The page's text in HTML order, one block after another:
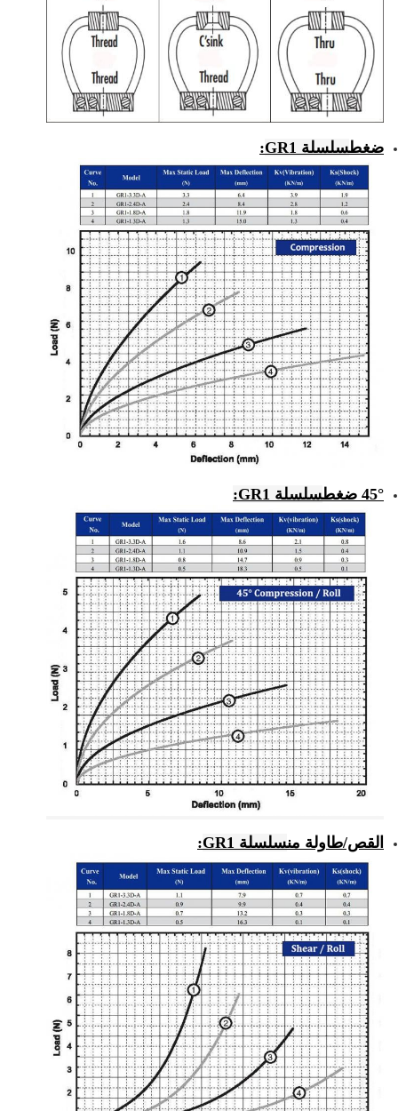
ضغطسلسلة GR1 :
45° ضغط سلسلة GR1:
القص/طاولة منسلسلة GR1 :